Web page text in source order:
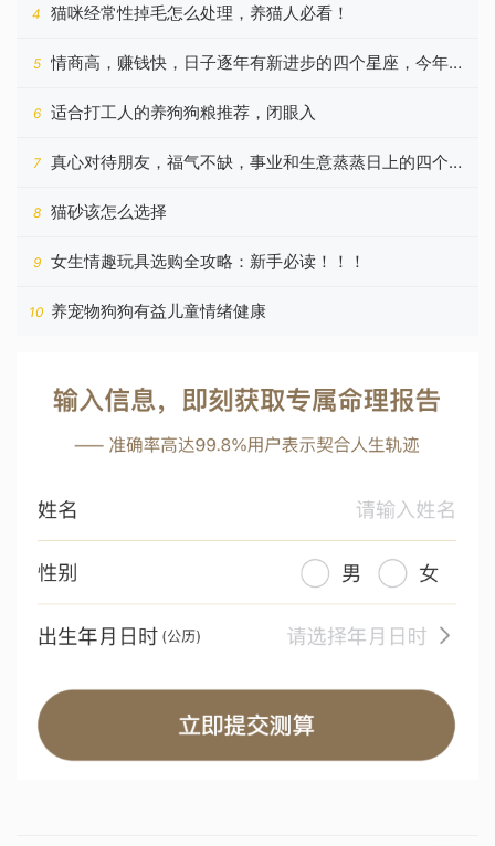
4 猫咪经常性掉毛怎么处理，养猫人必看！
5
情商高，赚钱快，日子逐年有新进步的四个星座，今年更
好
6 适合打工人的养狗狗粮推荐，闭眼入
7
真心对待朋友，福气不缺，事业和生意蒸蒸日上的四个星
座
8 猫砂该怎么选择
9 女生情趣玩具选购全攻略：新手必读！！！
10 养宠物狗狗有益儿童情绪健康